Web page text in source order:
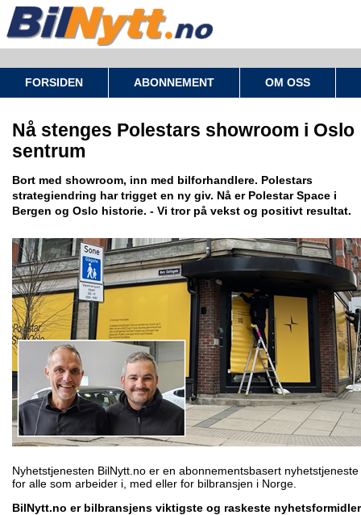
FORSIDEN ABONNEMENT OM OSS
Nå stenges Polestars showroom i Oslo
sentrum
Bort med showroom, inn med bilforhandlere. Polestars
strategiendring har trigget en ny giv. Nå er Polestar Space i
Bergen og Oslo historie. - Vi tror på vekst og positivt resultat.
Nyhetstjenesten BilNytt.no er en abonnementsbasert nyhetstjeneste
for alle som arbeider i, med eller for bilbransjen i Norge.
BilNytt.no er bilbransjens viktigste og raskeste